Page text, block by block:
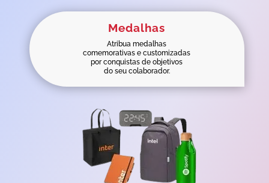
Medalhas
Atribua medalhas
comemorativas e customizadas
por conquistas de objetivos
do seu colaborador.